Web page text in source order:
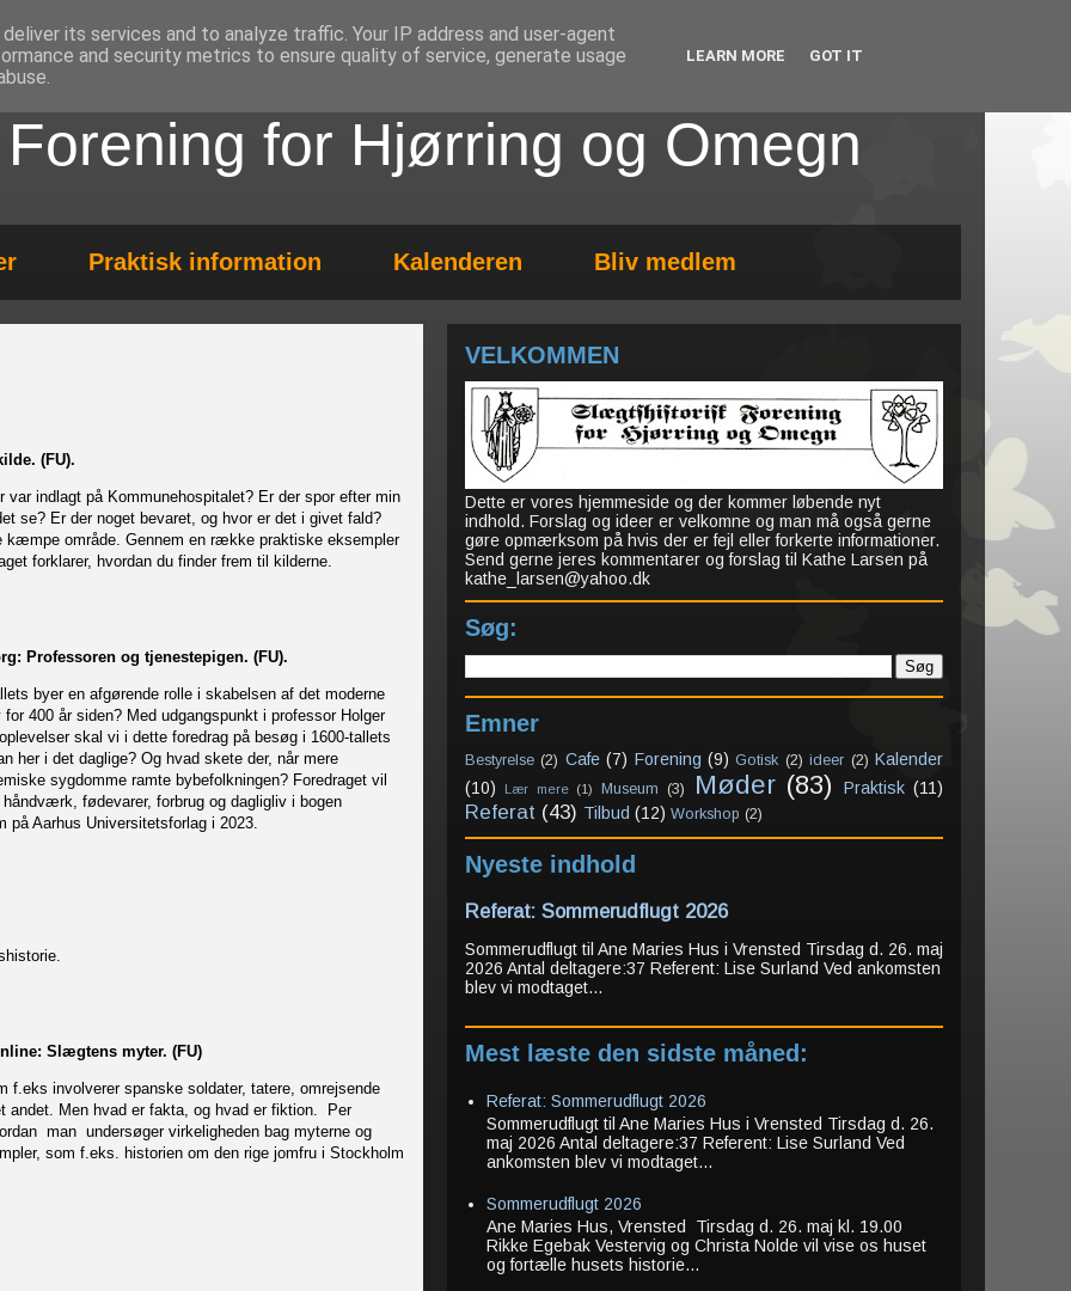
for Hjørring og Omegn
Praktisk information Kalenderen Bliv medlem
(FU).
indlagt på Kommunehospitalet? Er der spor efter min
se? Er der noget bevaret, og hvor er det i givet fald?
kæmpe område. Gennem en række praktiske eksempler
forklarer, hvordan du finder frem til kilderne.
Professoren og tjenestepigen. (FU).
byer en afgørende rolle i skabelsen af det moderne
400 år siden? Med udgangspunkt i professor Holger
skal vi i dette foredrag på besøg i 1600-tallets
her i det daglige? Og hvad skete der, når mere
sygdomme ramte bybefolkningen? Foredraget vil
fødevarer, forbrug og dagligliv i bogen
på Aarhus Universitetsforlag i 2023.
Slægtens myter. (FU)
involverer spanske soldater, tatere, omrejsende
Men hvad er fakta, og hvad er fiktion. Per
man undersøger virkeligheden bag myterne og
som f.eks. historien om den rige jomfru i Stockholm
VELKOMMEN
Dette er vores hjemmeside og der kommer løbende nyt
indhold. Forslag og ideer er velkomne og man må også gerne
gøre opmærksom på hvis der er fejl eller forkerte informationer.
Send gerne jeres kommentarer og forslag til Kathe Larsen på
kathe_larsen@yahoo.dk
Søg:
Emner
Bestyrelse (2) Cafe (7) Forening (9) Gotisk (2) ideer (2) Kalender
(10)
Lær mere (1) Museum (3) Møder (83) Praktisk (11)
Referat (43) Tilbud (12) Workshop (2)
Nyeste indhold
Referat: Sommerudflugt 2026
Sommerudflugt til Ane Maries Hus i Vrensted Tirsdag d. 26. maj
2026 Antal deltagere:37 Referent: Lise Surland Ved ankomsten
blev vi modtaget...
Mest læste den sidste måned:
Referat: Sommerudflugt 2026
Sommerudflugt til Ane Maries Hus i Vrensted Tirsdag d. 26.
maj 2026 Antal deltagere:37 Referent: Lise Surland Ved
ankomsten blev vi modtaget...
Sommerudflugt 2026
Ane Maries Hus, Vrensted Tirsdag d. 26. maj kl. 19.00
Rikke Egebak Vestervig og Christa Nolde vil vise os huset
og fortælle husets historie...
its services and to analyze traffic. Your IP address and user-agent
and security metrics to ensure quality of service, generate usage
LEARN MORE GOT IT